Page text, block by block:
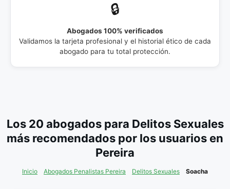
🔒
Abogados 100% verificados
Validamos la tarjeta profesional y el historial ético de cada
abogado para tu total protección.
Los 20 abogados para Delitos Sexuales
más recomendados por los usuarios en
Pereira
Inicio Abogados Penalistas Pereira Delitos Sexuales Soacha